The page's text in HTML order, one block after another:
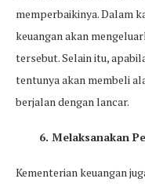
memperbaikinya. Dalam
keuangan akan
tersebut. Selain itu,
tentunya akan membeli
berjalan dengan lancar.
6. Melaksanakan
Kementerian keuangan